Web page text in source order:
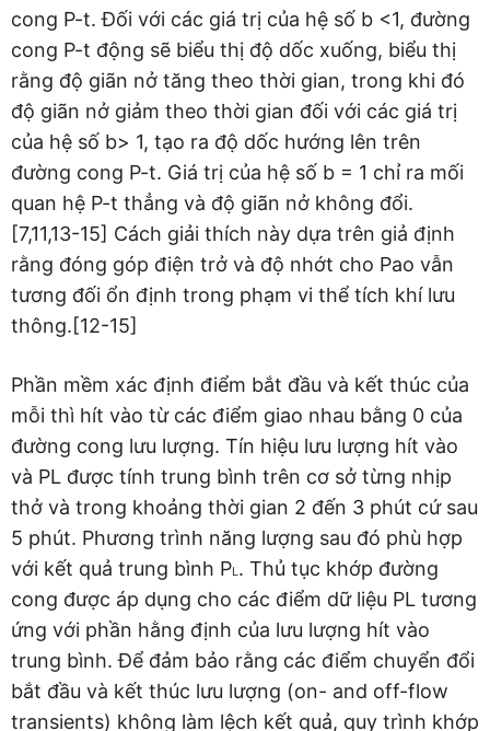
cong P-t. Đối với các giá trị của hệ số b <1, đường
cong P-t động sẽ biểu thị độ dốc xuống, biểu thị
rằng độ giãn nở tăng theo thời gian, trong khi đó
độ giãn nở giảm theo thời gian đối với các giá trị
của hệ số b> 1, tạo ra độ dốc hướng lên trên
đường cong P-t. Giá trị của hệ số b = 1 chỉ ra mối
quan hệ P-t thẳng và độ giãn nở không đổi.
[7,11,13-15] Cách giải thích này dựa trên giả định
rằng đóng góp điện trở và độ nhớt cho Pao vẫn
tương đối ổn định trong phạm vi thể tích khí lưu
thông.[12-15]
Phần mềm xác định điểm bắt đầu và kết thúc của
mỗi thì hít vào từ các điểm giao nhau bằng 0 của
đường cong lưu lượng. Tín hiệu lưu lượng hít vào
và PL được tính trung bình trên cơ sở từng nhịp
thở và trong khoảng thời gian 2 đến 3 phút cứ sau
5 phút. Phương trình năng lượng sau đó phù hợp
với kết quả trung bình PL. Thủ tục khớp đường
cong được áp dụng cho các điểm dữ liệu PL tương
ứng với phần hằng định của lưu lượng hít vào
trung bình. Để đảm bảo rằng các điểm chuyển đổi
bắt đầu và kết thúc lưu lượng (on- and off-flow
transients) không làm lệch kết quả, quy trình khớp